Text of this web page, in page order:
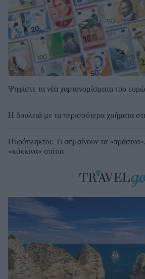
Ψηφίστε τα νέα χαρτονομίσματα του ευρώ
Η δουλειά με τα περισσότερα χρήματα
Πυρόπληκτοι: Τι σημαίνουν τα «πράσινα»,
«κόκκινα» σπίτια